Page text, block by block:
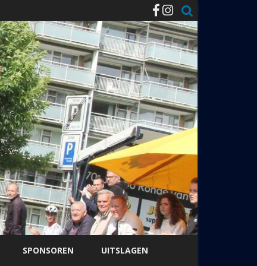
SPONSOREN UITSLAGEN